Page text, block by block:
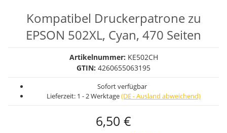
Kompatibel Druckerpatrone zu
EPSON 502XL, Cyan, 470 Seiten
Artikelnummer: KE502CH
GTIN: 4260655063195
Sofort verfügbar
Lieferzeit: 1 - 2 Werktage(DE - Ausland abweichend)
6,50 €